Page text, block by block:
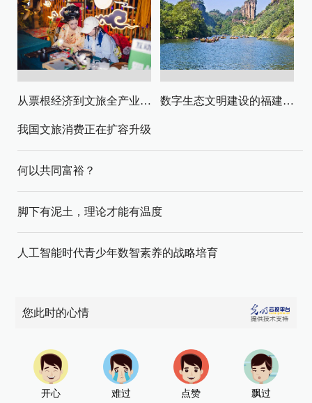
从票根经济到文旅全产业链升级 数字生态文明建设的福建路径与启示
我国文旅消费正在扩容升级
何以共同富裕？
脚下有泥土，理论才能有温度
人工智能时代青少年数智素养的战略培育
您此时的心情
开心 难过 点赞 飘过